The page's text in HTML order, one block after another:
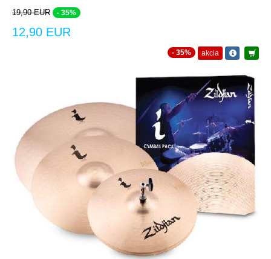
19,90 EUR - 35%
12,90 EUR
- 35% akcia